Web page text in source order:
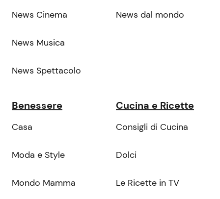
News Cinema
News Musica
News Spettacolo
News dal mondo
Benessere
Casa
Moda e Style
Mondo Mamma
Cucina e Ricette
Consigli di Cucina
Dolci
Le Ricette in TV